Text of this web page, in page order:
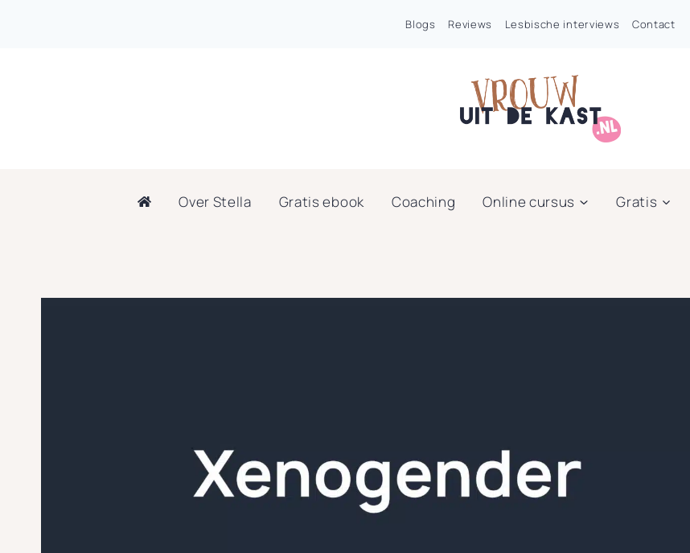
Blogs Reviews Lesbische interviews Contact
Over Stella Gratis ebook Coaching Online cursus Gratis